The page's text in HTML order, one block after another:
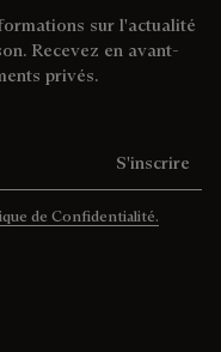
sur l'actualité
Recevez en avant-
privés.
S'inscrire
de Confidentialité.